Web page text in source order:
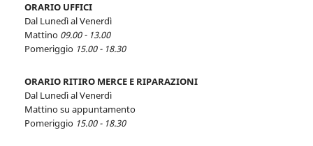
ORARIO UFFICI
Dal Lunedì al Venerdì
Mattino 09.00 - 13.00
Pomeriggio 15.00 - 18.30
ORARIO RITIRO MERCE E RIPARAZIONI
Dal Lunedì al Venerdì
Mattino su appuntamento
Pomeriggio 15.00 - 18.30